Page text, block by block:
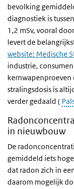
bevolking
diagnostiek is
1,2 mSv, vooral
levert de
website: Medische
industrie,
kernwapenproeven
stralingsdosis is
verder gedaald (
in nieuwbouw
De
gemiddeld iets
dat radon zich in
daarom mogelijk